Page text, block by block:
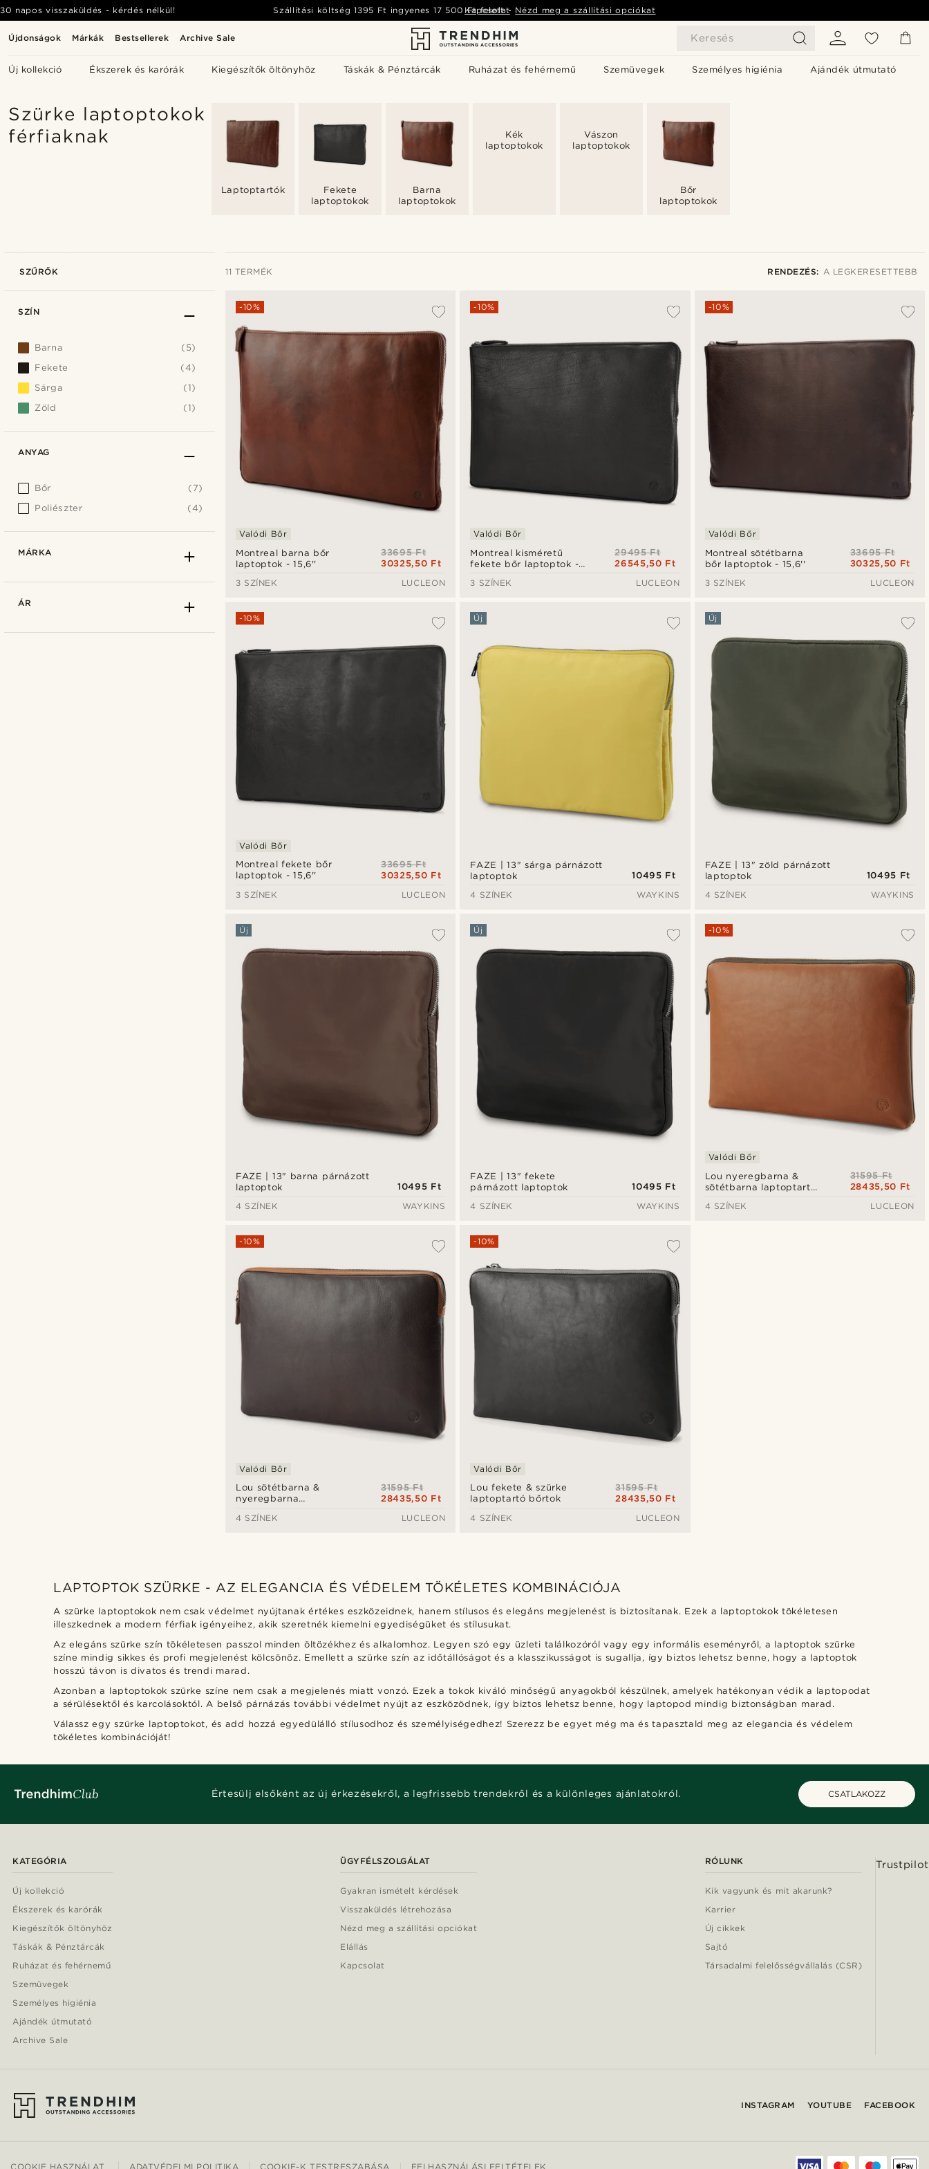
Újdonságok Márkák Bestsellerek Archive Sale Keresés
Új kollekció Ékszerek és karórák Kiegészítők öltönyhöz Táskák & Pénztárcák Ruházat és fehérnemű Szemüvegek Személyes higiénia Ajándék útmutató
30 napos visszaküldés - kérdés nélkül! Szállítási költség1395 Ft ingyenes 17 500 Ft felett- Nézd meg a szállítási opciókat
Kapcsolat
Szürke laptoptokok
férfiaknak
Laptoptartók
Fekete
laptoptokok
Barna
laptoptokok
Kék
laptoptokok
Vászon
laptoptokok
Bőr
laptoptokok
SZŰRŐK 11 TERMÉK RENDEZÉS: A LEGKERESETTEBB
Legalacsonyabb ár
Montreal barna bőr
laptoptok - 15,6''
-10%
Valódi Bőr
33695 Ft
30325,50 Ft
3 SZÍNEK
LUCLEON
Montreal kisméretű
fekete bőr laptoptok -
-10%
Valódi Bőr
29495 Ft
26545,50 Ft
3 SZÍNEK
LUCLEON
Montreal sötétbarna
bőr laptoptok - 15,6''
-10%
Valódi Bőr
33695 Ft
30325,50 Ft
3 SZÍNEK
LUCLEON
Montreal fekete bőr
laptoptok - 15,6''
-10%
Valódi Bőr
33695 Ft
30325,50 Ft
3 SZÍNEK
LUCLEON
FAZE | 13" sárga párnázott
laptoptok
Új
10495 Ft
4 SZÍNEK
WAYKINS
FAZE | 13" zöld párnázott
laptoptok
Új
10495 Ft
4 SZÍNEK
WAYKINS
FAZE | 13" barna párnázott
laptoptok
Új
10495 Ft
4 SZÍNEK
WAYKINS
FAZE | 13" fekete
párnázott laptoptok
Új
10495 Ft
4 SZÍNEK
WAYKINS
Lou nyeregbarna &
sötétbarna laptoptartó
-10%
Valódi Bőr
31595 Ft
28435,50 Ft
4 SZÍNEK
LUCLEON
Lou sötétbarna &
nyeregbarna
-10%
Valódi Bőr
31595 Ft
28435,50 Ft
4 SZÍNEK
LUCLEON
Lou fekete & szürke
laptoptartó bőrtok
-10%
Valódi Bőr
31595 Ft
28435,50 Ft
4 SZÍNEK
LUCLEON
SZÍN
Barna
(5)
Fekete
(4)
Sárga
(1)
Zöld
(1)
ANYAG
Bőr
(7)
Poliészter
(4)
MÁRKA
ÁR
LAPTOPTOK SZÜRKE - AZ ELEGANCIA ÉS VÉDELEM TÖKÉLETES KOMBINÁCIÓJA
A szürke laptoptokok nem csak védelmet nyújtanak értékes eszközeidnek, hanem stílusos és elegáns megjelenést is biztosítanak. Ezek a laptoptokok tökéletesen
illeszkednek a modern férfiak igényeihez, akik szeretnék kiemelni egyediségüket és stílusukat.
Az elegáns szürke szín tökéletesen passzol minden öltözékhez és alkalomhoz. Legyen szó egy üzleti találkozóról vagy egy informális eseményről, a laptoptok szürke
színe mindig sikkes és profi megjelenést kölcsönöz. Emellett a szürke szín az időtállóságot és a klasszikusságot is sugallja, így biztos lehetsz benne, hogy a laptoptok
hosszú távon is divatos és trendi marad.
Azonban a laptoptokok szürke színe nem csak a megjelenés miatt vonzó. Ezek a tokok kiváló minőségű anyagokból készülnek, amelyek hatékonyan védik a laptopodat
a sérülésektől és karcolásoktól. A belső párnázás további védelmet nyújt az eszközödnek, így biztos lehetsz benne, hogy laptopod mindig biztonságban marad.
Válassz egy szürke laptoptokot, és add hozzá egyedülálló stílusodhoz és személyiségedhez! Szerezz be egyet még ma és tapasztald meg az elegancia és védelem
tökéletes kombinációját!
Értesülj elsőként az új érkezésekről, a legfrissebb trendekről és a különleges ajánlatokról. CSATLAKOZZ
KATEGÓRIA
Új kollekció
Ékszerek és karórák
Kiegészítők öltönyhöz
Táskák & Pénztárcák
Ruházat és fehérnemű
Szemüvegek
Személyes higiénia
Ajándék útmutató
Archive Sale
ÜGYFÉLSZOLGÁLAT
Gyakran ismételt kérdések
Visszaküldés létrehozása
Nézd meg a szállítási opciókat
Elállás
Kapcsolat
RÓLUNK
Kik vagyunk és mit akarunk?
Karrier
Új cikkek
Sajtó
Társadalmi felelősségvállalás (CSR)
Trustpilot
INSTAGRAM YOUTUBE FACEBOOK
COOKIE HASZNÁLAT ADATVÉDELMI POLITIKA COOKIE-K TESTRESZABÁSA FELHASZNÁLÁSI FELTÉTELEK